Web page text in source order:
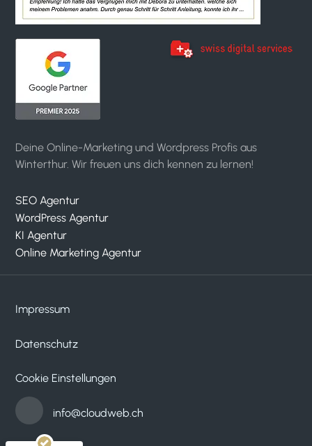
Deine Online-Marketing und Wordpress Profis aus
Winterthur. Wir freuen uns dich kennen zu lernen!
SEO Agentur
WordPress Agentur
KI Agentur
Online Marketing Agentur
Impressum
Datenschutz
Cookie Einstellungen
info@cloudweb.ch
Kundenbewertungen und Erfahrungen zu
ProvenExpert.com
SEHR GUT
4,95 / 5,00